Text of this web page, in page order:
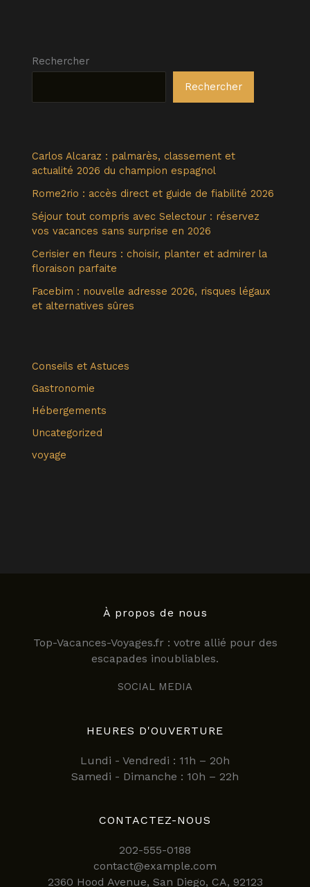
Rechercher
Rechercher
Carlos Alcaraz : palmarès, classement et
actualité 2026 du champion espagnol
Rome2rio : accès direct et guide de fiabilité 2026
Séjour tout compris avec Selectour : réservez
vos vacances sans surprise en 2026
Cerisier en fleurs : choisir, planter et admirer la
floraison parfaite
Facebim : nouvelle adresse 2026, risques légaux
et alternatives sûres
Conseils et Astuces
Gastronomie
Hébergements
Uncategorized
voyage
À propos de nous
Top-Vacances-Voyages.fr : votre allié pour des
escapades inoubliables.
SOCIAL MEDIA
HEURES D'OUVERTURE
Lundi - Vendredi : 11h – 20h
Samedi - Dimanche : 10h – 22h
CONTACTEZ-NOUS
202-555-0188
contact@example.com
2360 Hood Avenue, San Diego, CA, 92123